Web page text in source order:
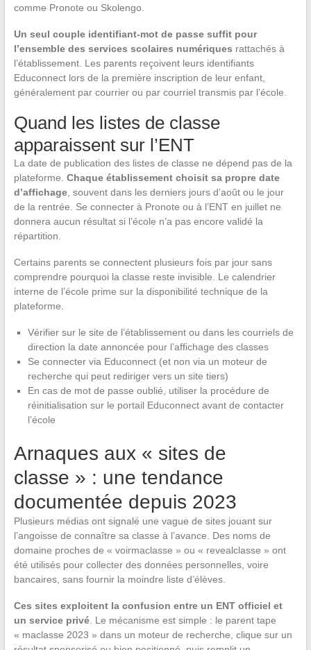
comme Pronote ou Skolengo.
Un seul couple identifiant-mot de passe suffit pour
l’ensemble des services scolaires numériques rattachés à
l’établissement. Les parents reçoivent leurs identifiants
Educonnect lors de la première inscription de leur enfant,
généralement par courrier ou par courriel transmis par l’école.
Quand les listes de classe
apparaissent sur l’ENT
La date de publication des listes de classe ne dépend pas de la
plateforme. Chaque établissement choisit sa propre date
d’affichage, souvent dans les derniers jours d’août ou le jour
de la rentrée. Se connecter à Pronote ou à l’ENT en juillet ne
donnera aucun résultat si l’école n’a pas encore validé la
répartition.
Certains parents se connectent plusieurs fois par jour sans
comprendre pourquoi la classe reste invisible. Le calendrier
interne de l’école prime sur la disponibilité technique de la
plateforme.
Vérifier sur le site de l’établissement ou dans les courriels de
direction la date annoncée pour l’affichage des classes
Se connecter via Educonnect (et non via un moteur de
recherche qui peut rediriger vers un site tiers)
En cas de mot de passe oublié, utiliser la procédure de
réinitialisation sur le portail Educonnect avant de contacter
l’école
Arnaques aux « sites de
classe » : une tendance
documentée depuis 2023
Plusieurs médias ont signalé une vague de sites jouant sur
l’angoisse de connaître sa classe à l’avance. Des noms de
domaine proches de « voirmaclasse » ou « revealclasse » ont
été utilisés pour collecter des données personnelles, voire
bancaires, sans fournir la moindre liste d’élèves.
Ces sites exploitent la confusion entre un ENT officiel et
un service privé. Le mécanisme est simple : le parent tape
« maclasse 2023 » dans un moteur de recherche, clique sur un